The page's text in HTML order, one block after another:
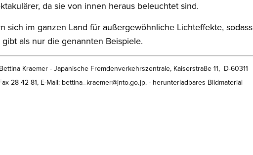
da sie von innen heraus beleuchtet sind.
sich im ganzen Land für außergewöhnliche Lichteffekte, sodass
als nur die genannten Beispiele.
Bettina Kraemer - Japanische Fremdenverkehrszentrale, Kaiserstraße 11, D-60311
28 42 81, E-Mail: bettina_kraemer@jnto.go.jp. - herunterladbares Bildmaterial